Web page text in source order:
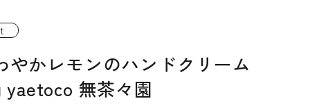
物
食
品
そ
の
やかレモンのハンドクリーム
yaetoco 無茶々園